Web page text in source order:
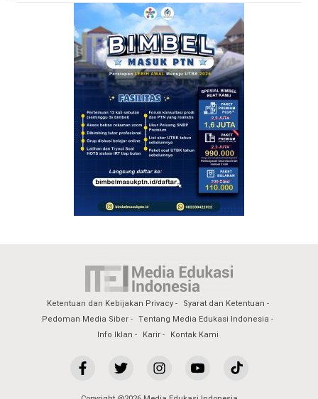
Ketentuan dan Kebijakan Privacy
Syarat dan Ketentuan
Pedoman Media Siber
Tentang Media Edukasi Indonesia
Info Iklan
Karir Kontak Kami